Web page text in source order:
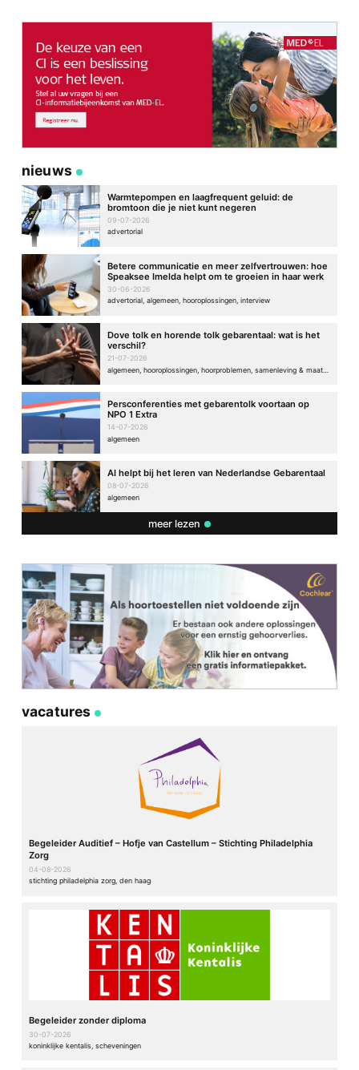
nieuws
Warmtepompen en laagfrequent geluid: de
bromtoon die je niet kunt negeren
09-07-2026
advertorial
Betere communicatie en meer zelfvertrouwen: hoe
Speaksee Imelda helpt om te groeien in haar werk
30-06-2026
advertorial, algemeen, hooroplossingen, interview
Dove tolk en horende tolk gebarentaal: wat is het
verschil?
21-07-2026
Persconferenties met gebarentolk voortaan op
NPO 1 Extra
14-07-2026
algemeen
AI helpt bij het leren van Nederlandse Gebarentaal
08-07-2026
algemeen
meer lezen
vacatures
Begeleider Auditief – Hofje van Castellum – Stichting Philadelphia
Zorg
04-08-2026
stichting philadelphia zorg, den haag
Begeleider zonder diploma
30-07-2026
koninklijke kentalis, scheveningen